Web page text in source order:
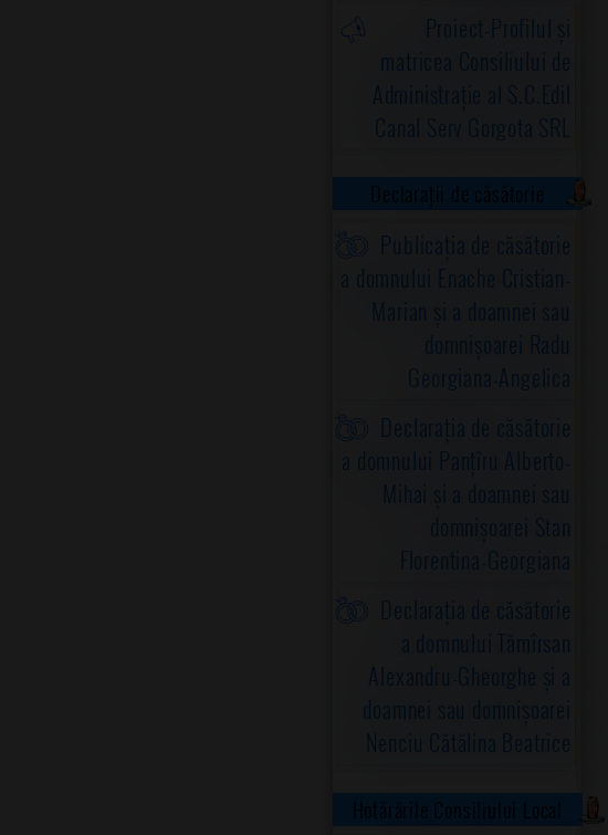
Proiect-Profilul și
matricea Consiliului de
Administrație al S.C.Edil
Canal Serv Gorgota SRL
Declarații de căsătorie
Publicația de căsătorie
a domnului Enache Cristian-
Marian și a doamnei sau
domnișoarei Radu
Georgiana-Angelica
Declarația de căsătorie
a domnului Panțîru Alberto-
Mihai și a doamnei sau
domnișoarei Stan
Florentina-Georgiana
Declarația de căsătorie
a domnului Tămîrsan
Alexandru-Gheorghe și a
doamnei sau domnișoarei
Nenciu Cătălina Beatrice
Hotărârile Consiliului Local